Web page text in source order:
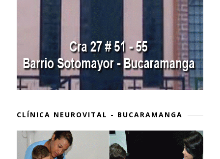
CLÍNICA NEUROVITAL - BUCARAMANGA